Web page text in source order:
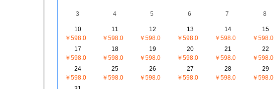
3 4 5 6 7 8
10
￥598.0
11
￥598.0
12
￥598.0
13
￥598.0
14
￥598.0
15
￥598.0
17
￥598.0
18
￥598.0
19
￥598.0
20
￥598.0
21
￥598.0
22
￥598.0
24
￥598.0
25
￥598.0
26
￥598.0
27
￥598.0
28
￥598.0
29
￥598.0